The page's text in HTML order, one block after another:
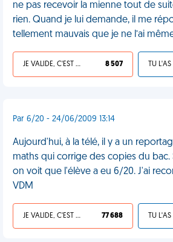
ne pas recevoir la mienne tout de
rien. Quand je lui demande, il me
tellement mauvais que je ne l’ai
JE VALIDE, C'EST UNE VDM 8 507
Par 6/20 - 24/06/2009 13:14
Aujourd'hui, à la télé, il y a un
maths qui corrige des copies du bac.
on voit que l'élève a eu 6/20. J'ai
VDM
JE VALIDE, C'EST UNE VDM 77 688